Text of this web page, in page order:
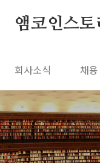
앰코인스토
회사소식 채용